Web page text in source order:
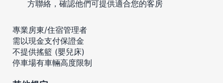
方聯絡，確認他們可提供適合您的客房
專業房東/住宿管理者
需以現金支付保證金
不提供搖籃 (嬰兒床)
停車場有車輛高度限制